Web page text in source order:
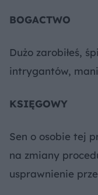
BOGACTWO
Dużo zarobiłeś,
intrygantów,
KSIĘGOWY
Sen o osobie tej
na zmiany
usprawnienie